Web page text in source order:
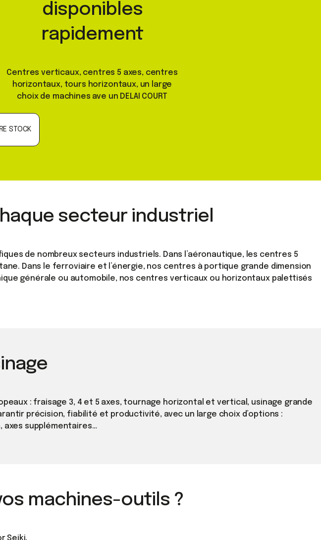
disponibles
rapidement
Centres verticaux, centres 5 axes, centres
horizontaux, tours horizontaux, un large
choix de machines ave un DELAI COURT
STOCK
secteur industriel
de nombreux secteurs industriels. Dans l’aéronautique, les centres 5
Dans le ferroviaire et l’énergie, nos centres à portique grande dimension
générale ou automobile, nos centres verticaux ou horizontaux palettisés
: fraisage 3, 4 et 5 axes, tournage horizontal et vertical, usinage grande
précision, fiabilité et productivité, avec un large choix d’options :
axes supplémentaires…
machines-outils ?
Seiki,